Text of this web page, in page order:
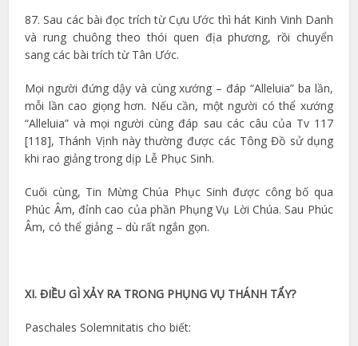
87. Sau các bài đọc trích từ Cựu Ước thì hát Kinh Vinh Danh
và rung chuông theo thói quen địa phương, rồi chuyển
sang các bài trích từ Tân Ước.
Mọi người đứng dậy và cùng xướng – đáp “Alleluia” ba lần,
mỗi lần cao giọng hơn. Nếu cần, một người có thể xướng
“Alleluia” và mọi người cùng đáp sau các câu của Tv 117
[118], Thánh Vịnh này thường được các Tông Đồ sử dụng
khi rao giảng trong dịp Lễ Phục Sinh.
Cuối cùng, Tin Mừng Chúa Phục Sinh được công bố qua
Phúc Âm, đỉnh cao của phần Phụng Vụ Lời Chúa. Sau Phúc
Âm, có thể giảng – dù rất ngắn gọn.
XI. ĐIỀU GÌ XẢY RA TRONG PHỤNG VỤ THÁNH TẨY?
Paschales Solemnitatis cho biết: